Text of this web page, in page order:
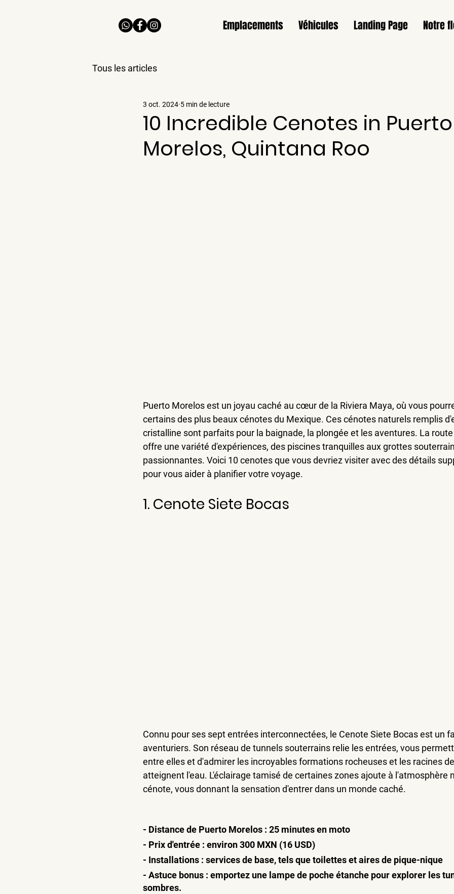
Emplacements Véhicules Landing Page Notre
Tous les articles
10 Incredible Cenotes in Puerto
Morelos, Quintana Roo
3 oct. 2024 5 min de lecture
Puerto Morelos est un joyau caché au cœur de la Riviera Maya, où vous
certains des plus beaux cénotes du Mexique. Ces cénotes naturels remplis
cristalline sont parfaits pour la baignade, la plongée et les aventures. La
offre une variété d'expériences, des piscines tranquilles aux grottes
passionnantes. Voici 10 cenotes que vous devriez visiter avec des détails
pour vous aider à planifier votre voyage.
1. Cenote Siete Bocas
Connu pour ses sept entrées interconnectées, le Cenote Siete Bocas est un
aventuriers. Son réseau de tunnels souterrains relie les entrées, vous
entre elles et d'admirer les incroyables formations rocheuses et les racines
atteignent l'eau. L'éclairage tamisé de certaines zones ajoute à l'atmosphère
cénote, vous donnant la sensation d'entrer dans un monde caché.
- Distance de Puerto Morelos : 25 minutes en moto
- Prix d'entrée : environ 300 MXN (16 USD)
- Installations : services de base, tels que toilettes et aires de pique-nique
- Astuce bonus : emportez une lampe de poche étanche pour explorer les
sombres.